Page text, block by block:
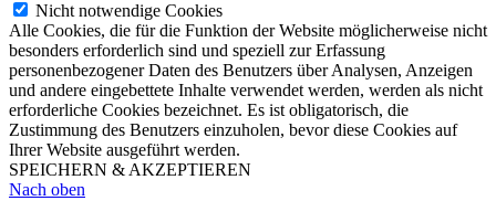
Nicht notwendige Cookies
Alle Cookies, die für die Funktion der Website möglicherweise nicht
besonders erforderlich sind und speziell zur Erfassung
personenbezogener Daten des Benutzers über Analysen, Anzeigen
und andere eingebettete Inhalte verwendet werden, werden als nicht
erforderliche Cookies bezeichnet. Es ist obligatorisch, die
Zustimmung des Benutzers einzuholen, bevor diese Cookies auf
Ihrer Website ausgeführt werden.
SPEICHERN & AKZEPTIEREN
Nach oben